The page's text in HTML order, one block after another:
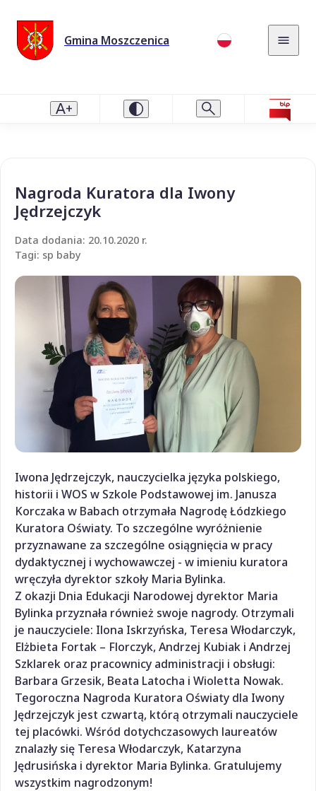
Gmina Moszczenica
Nagroda Kuratora dla Iwony
Jędrzejczyk
Data dodania: 20.10.2020 r.
Tagi: sp baby
Iwona Jędrzejczyk, nauczycielka języka polskiego,
historii i WOS w Szkole Podstawowej im. Janusza
Korczaka w Babach otrzymała Nagrodę Łódzkiego
Kuratora Oświaty. To szczególne wyróżnienie
przyznawane za szczególne osiągnięcia w pracy
dydaktycznej i wychowawczej - w imieniu kuratora
wręczyła dyrektor szkoły Maria Bylinka.
Z okazji Dnia Edukacji Narodowej dyrektor Maria
Bylinka przyznała również swoje nagrody. Otrzymali
je nauczyciele: Ilona Iskrzyńska, Teresa Włodarczyk,
Elżbieta Fortak – Florczyk, Andrzej Kubiak i Andrzej
Szklarek oraz pracownicy administracji i obsługi:
Barbara Grzesik, Beata Latocha i Wioletta Nowak.
Tegoroczna Nagroda Kuratora Oświaty dla Iwony
Jędrzejczyk jest czwartą, którą otrzymali nauczyciele
tej placówki. Wśród dotychczasowych laureatów
znalazły się Teresa Włodarczyk, Katarzyna
Jędrusińska i dyrektor Maria Bylinka. Gratulujemy
wszystkim nagrodzonym!